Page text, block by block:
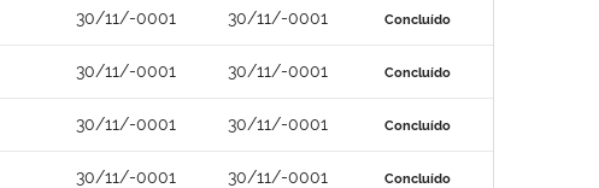
30/11/-0001 30/11/-0001 Concluído
30/11/-0001 30/11/-0001 Concluído
30/11/-0001 30/11/-0001 Concluído
30/11/-0001 30/11/-0001 Concluído